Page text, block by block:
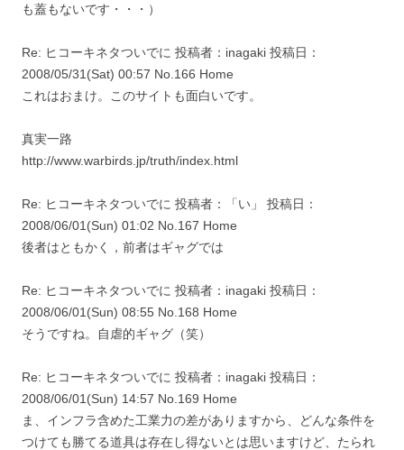
も蓋もないです・・・）
Re: ヒコーキネタついでに 投稿者：inagaki 投稿日：
2008/05/31(Sat) 00:57 No.166 Home
これはおまけ。このサイトも面白いです。
真実一路
http://www.warbirds.jp/truth/index.html
Re: ヒコーキネタついでに 投稿者：「い」 投稿日：
2008/06/01(Sun) 01:02 No.167 Home
後者はともかく，前者はギャグでは
Re: ヒコーキネタついでに 投稿者：inagaki 投稿日：
2008/06/01(Sun) 08:55 No.168 Home
そうですね。自虐的ギャグ（笑）
Re: ヒコーキネタついでに 投稿者：inagaki 投稿日：
2008/06/01(Sun) 14:57 No.169 Home
ま、インフラ含めた工業力の差がありますから、どんな条件を
つけても勝てる道具は存在し得ないとは思いますけど、たられ